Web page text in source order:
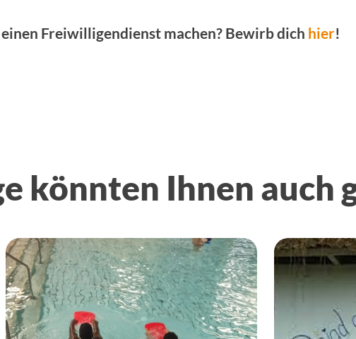
Freiwilligendienst machen? Bewirb dich hier!
könnten Ihnen auch